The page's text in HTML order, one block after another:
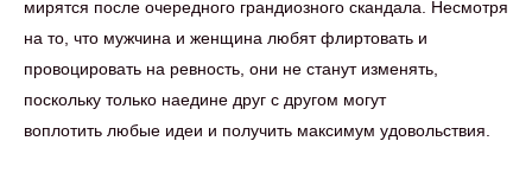
мирятся после очередного грандиозного скандала. Несмотря
на то, что мужчина и женщина любят флиртовать и
провоцировать на ревность, они не станут изменять,
поскольку только наедине друг с другом могут
воплотить любые идеи и получить максимум удовольствия.